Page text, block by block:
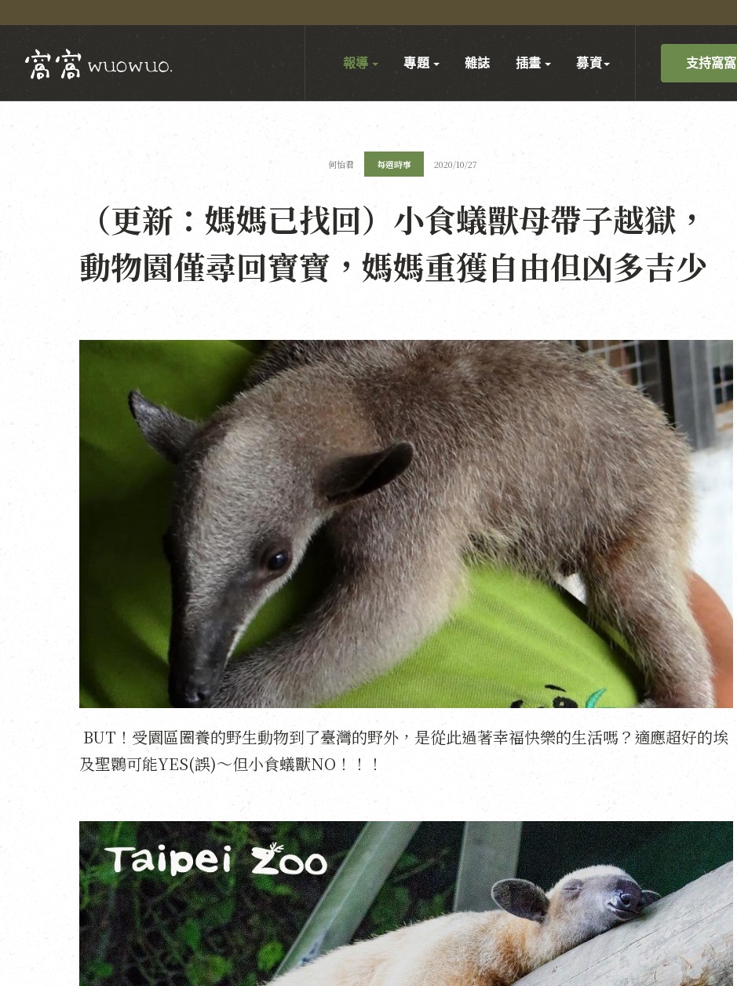
支持窩窩
報導 專題 雜誌 插畫 募資
何怡君 每週時事 2020/10/27
（更新：媽媽已找回）小食蟻獸母帶子越獄，
動物園僅尋回寶寶，媽媽重獲自由但凶多吉少
BUT！受園區圈養的野生動物到了臺灣的野外，是從此過著幸福快樂的生活嗎？適應超好的埃
及聖䴉可能YES(誤)～但小食蟻獸NO！！！